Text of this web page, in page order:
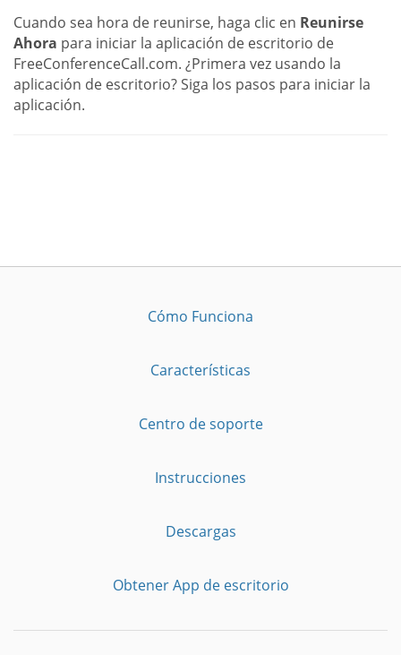
Cuando sea hora de reunirse, haga clic en Reunirse
Ahora para iniciar la aplicación de escritorio de
FreeConferenceCall.com. ¿Primera vez usando la
aplicación de escritorio? Siga los pasos para iniciar la
aplicación.
Cómo Funciona
Características
Centro de soporte
Instrucciones
Descargas
Obtener App de escritorio